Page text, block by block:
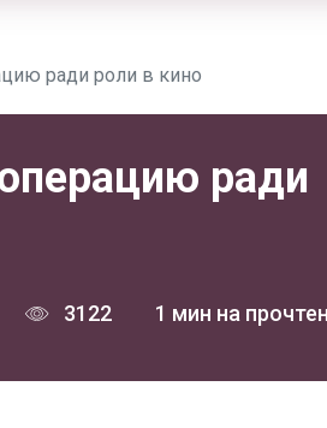
ради роли в кино
ради
3122 1 мин на